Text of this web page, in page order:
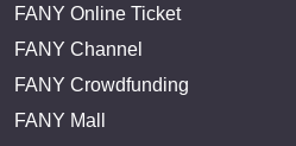
FANY Online Ticket
FANY Channel
FANY Crowdfunding
FANY Mall